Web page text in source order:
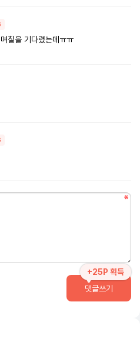
칠을 기다렸는데ㅠㅠ
+25P 획득
댓글쓰기